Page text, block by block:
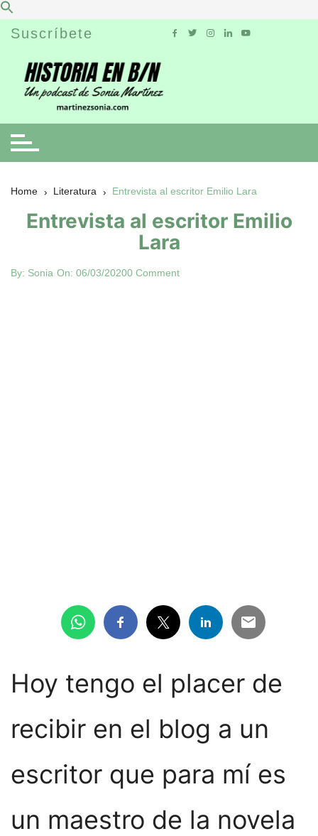
Skip
content
Suscríbete
Home Literatura Entrevista al escritor Emilio Lara
Entrevista al escritor Emilio
Lara
By: Sonia On: 06/03/20200 Comment
Hoy tengo el placer de
recibir en el blog a un
escritor que para mí es
un maestro de la novela